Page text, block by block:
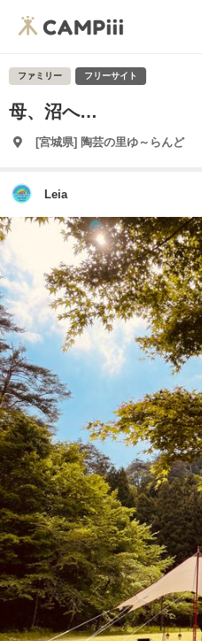
ファミリー フリーサイト
母、沼へ…
[宮城県] 陶芸の里ゆ～らんど
Leia